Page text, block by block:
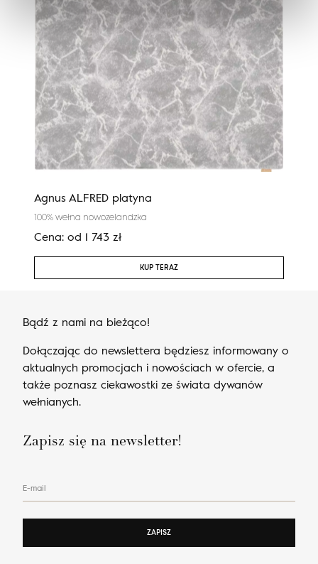
Agnus ALFRED platyna
100% wełna nowozelandzka
Cena: od 1 743 zł
KUP TERAZ
Bądź z nami na bieżąco!
Dołączając do newslettera będziesz informowany o
aktualnych promocjach i nowościach w ofercie, a
także poznasz ciekawostki ze świata dywanów
wełnianych.
Zapisz się na newsletter!
E-mail
ZAPISZ